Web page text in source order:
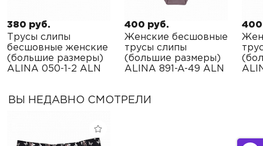
380 руб.
Трусы слипы
бесшовные женские
(большие размеры)
ALINA 050-1-2 ALN
400 руб.
Женские бесшовные
трусы слипы
(большие размеры)
ALINA 891-A-49 ALN
400
ВЫ НЕДАВНО СМОТРЕЛИ